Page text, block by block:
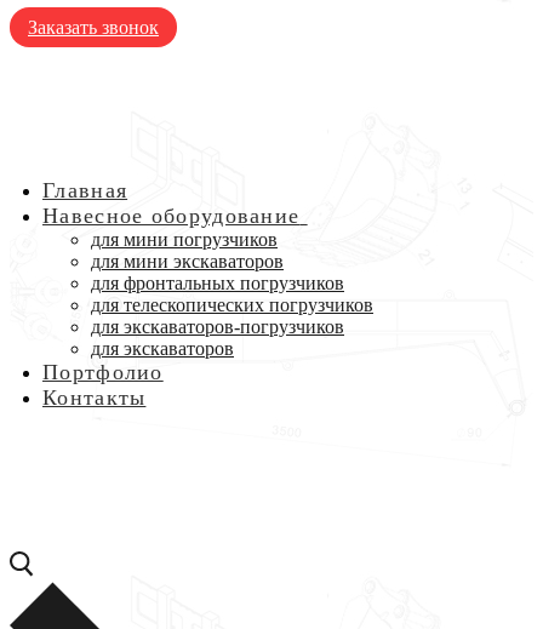
Заказать звонок
Главная
Навесное оборудование
для мини погрузчиков
для мини экскаваторов
для фронтальных погрузчиков
для телескопических погрузчиков
для экскаваторов-погрузчиков
для экскаваторов
Портфолио
Контакты